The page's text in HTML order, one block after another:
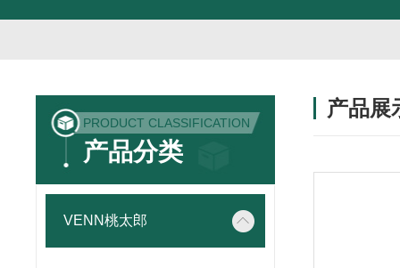
PRODUCT CLASSIFICATION
产品分类
VENN桃太郎
产品展